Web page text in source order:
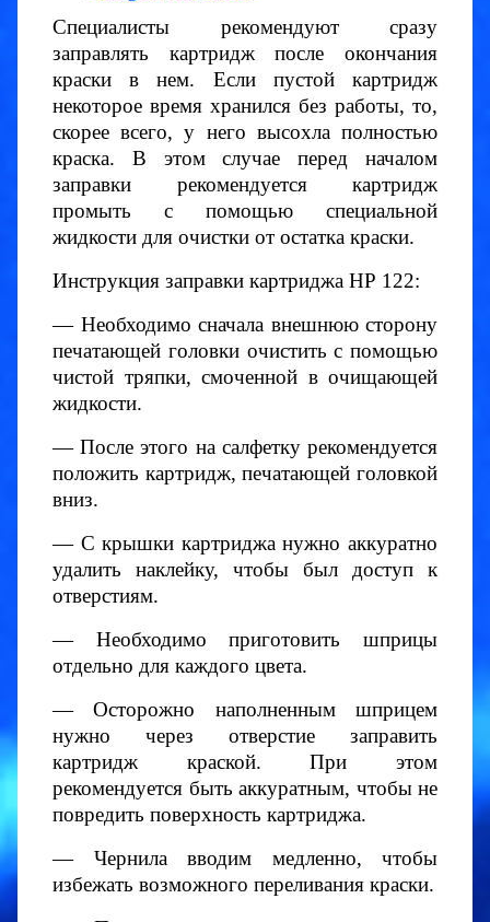
Специалисты рекомендуют сразу
заправлять картридж после окончания
краски в нем. Если пустой картридж
некоторое время хранился без работы, то,
скорее всего, у него высохла полностью
краска. В этом случае перед началом
заправки рекомендуется картридж
промыть с помощью специальной
жидкости для очистки от остатка краски.
Инструкция заправки картриджа НР 122:
— Необходимо сначала внешнюю сторону
печатающей головки очистить с помощью
чистой тряпки, смоченной в очищающей
жидкости.
— После этого на салфетку рекомендуется
положить картридж, печатающей головкой
вниз.
— С крышки картриджа нужно аккуратно
удалить наклейку, чтобы был доступ к
отверстиям.
— Необходимо приготовить шприцы
отдельно для каждого цвета.
— Осторожно наполненным шприцем
нужно через отверстие заправить
картридж краской. При этом
рекомендуется быть аккуратным, чтобы не
повредить поверхность картриджа.
— Чернила вводим медленно, чтобы
избежать возможного переливания краски.